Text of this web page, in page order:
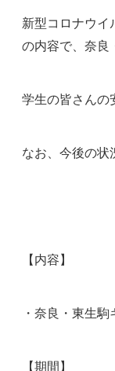
新型コロナウイ
の内容で、奈良
学生の皆さんの
なお、今後の状
【内容】
・奈良・東生
【期間】